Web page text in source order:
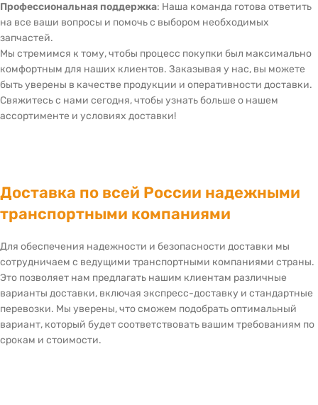
Профессиональная поддержка: Наша команда готова ответить
на все ваши вопросы и помочь с выбором необходимых
запчастей.
Мы стремимся к тому, чтобы процесс покупки был максимально
комфортным для наших клиентов. Заказывая у нас, вы можете
быть уверены в качестве продукции и оперативности доставки.
Свяжитесь с нами сегодня, чтобы узнать больше о нашем
ассортименте и условиях доставки!
Доставка по всей России надежными
транспортными компаниями
Для обеспечения надежности и безопасности доставки мы
сотрудничаем с ведущими транспортными компаниями страны.
Это позволяет нам предлагать нашим клиентам различные
варианты доставки, включая экспресс-доставку и стандартные
перевозки. Мы уверены, что сможем подобрать оптимальный
вариант, который будет соответствовать вашим требованиям по
срокам и стоимости.